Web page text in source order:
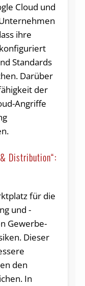
Cloud und
ihre
Standards
Darüber
der
Angriffe
Distribution“:
für die
und -
Gewerbe-
Dieser
den
In